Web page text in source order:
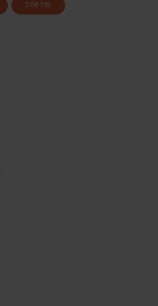
ZOETIS